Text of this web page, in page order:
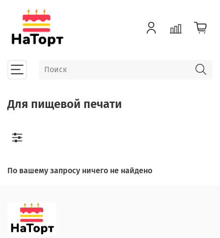
Для пищевой печати
По вашему запросу ничего не найдено